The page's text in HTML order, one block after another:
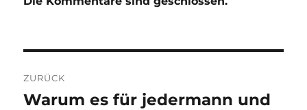
ZURÜCK
Vorheriger
Warum es für jedermann und